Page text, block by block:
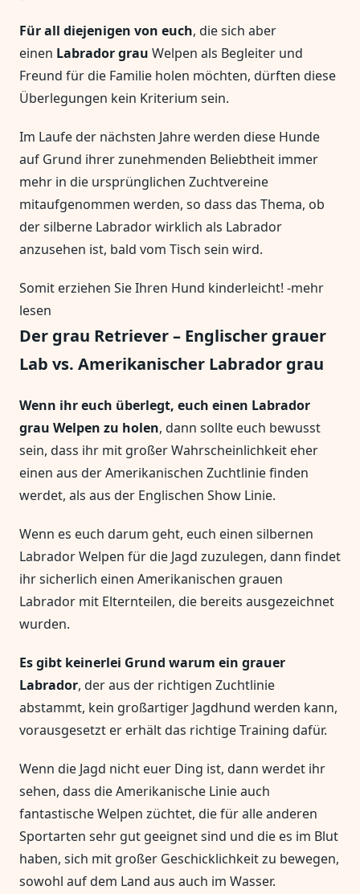
Für all diejenigen von euch, die sich aber
einen Labrador grau Welpen als Begleiter und
Freund für die Familie holen möchten, dürften diese
Überlegungen kein Kriterium sein.
Im Laufe der nächsten Jahre werden diese Hunde
auf Grund ihrer zunehmenden Beliebtheit immer
mehr in die ursprünglichen Zuchtvereine
mitaufgenommen werden, so dass das Thema, ob
der silberne Labrador wirklich als Labrador
anzusehen ist, bald vom Tisch sein wird.
Somit erziehen Sie Ihren Hund kinderleicht! -mehr
lesen
Der grau Retriever – Englischer grauer
Lab vs. Amerikanischer Labrador grau
Wenn ihr euch überlegt, euch einen Labrador
grau Welpen zu holen, dann sollte euch bewusst
sein, dass ihr mit großer Wahrscheinlichkeit eher
einen aus der Amerikanischen Zuchtlinie finden
werdet, als aus der Englischen Show Linie.
Wenn es euch darum geht, euch einen silbernen
Labrador Welpen für die Jagd zuzulegen, dann findet
ihr sicherlich einen Amerikanischen grauen
Labrador mit Elternteilen, die bereits ausgezeichnet
wurden.
Es gibt keinerlei Grund warum ein grauer
Labrador, der aus der richtigen Zuchtlinie
abstammt, kein großartiger Jagdhund werden kann,
vorausgesetzt er erhält das richtige Training dafür.
Wenn die Jagd nicht euer Ding ist, dann werdet ihr
sehen, dass die Amerikanische Linie auch
fantastische Welpen züchtet, die für alle anderen
Sportarten sehr gut geeignet sind und die es im Blut
haben, sich mit großer Geschicklichkeit zu bewegen,
sowohl auf dem Land aus auch im Wasser.